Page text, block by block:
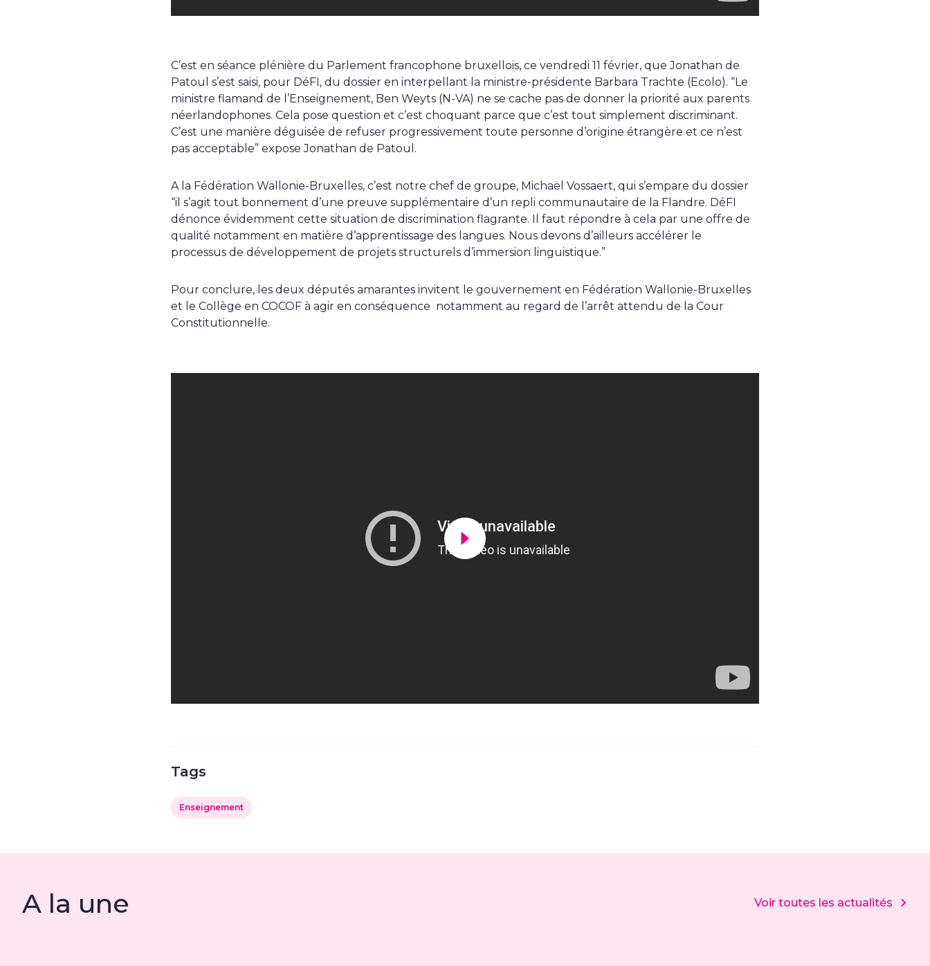
C’est en séance plénière du Parlement francophone bruxellois, ce vendredi 11 février, que Jonathan de
Patoul s’est saisi, pour DéFI, du dossier en interpellant la ministre-présidente Barbara Trachte (Ecolo). “Le
ministre flamand de l’Enseignement, Ben Weyts (N-VA) ne se cache pas de donner la priorité aux parents
néerlandophones. Cela pose question et c’est choquant parce que c’est tout simplement discriminant.
C’est une manière déguisée de refuser progressivement toute personne d’origine étrangère et ce n’est
pas acceptable” expose Jonathan de Patoul.
A la Fédération Wallonie-Bruxelles, c’est notre chef de groupe, Michaël Vossaert, qui s’empare du dossier
“il s’agit tout bonnement d’une preuve supplémentaire d’un repli communautaire de la Flandre. DéFI
dénonce évidemment cette situation de discrimination flagrante. Il faut répondre à cela par une offre de
qualité notamment en matière d’apprentissage des langues. Nous devons d’ailleurs accélérer le
processus de développement de projets structurels d’immersion linguistique.”
Pour conclure, les deux députés amarantes invitent le gouvernement en Fédération Wallonie-Bruxelles
et le Collège en COCOF à agir en conséquence notamment au regard de l’arrêt attendu de la Cour
Constitutionnelle.
Lancer la video
Tags
Enseignement
A la une Voir toutes les actualités